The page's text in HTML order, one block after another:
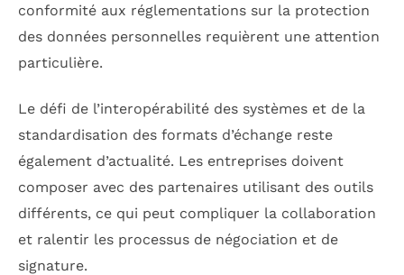
conformité aux réglementations sur la protection
des données personnelles requièrent une attention
particulière.
Le défi de l’interopérabilité des systèmes et de la
standardisation des formats d’échange reste
également d’actualité. Les entreprises doivent
composer avec des partenaires utilisant des outils
différents, ce qui peut compliquer la collaboration
et ralentir les processus de négociation et de
signature.